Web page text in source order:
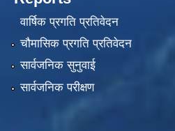
वार्षिक प्रगति प्रतिवेदन
चौमासिक प्रगति प्रतिवेदन
सार्वजनिक सुनुवाई
सार्वजनिक परीक्षण